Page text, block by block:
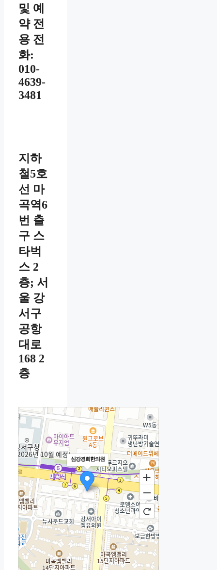
및 예
약 전
용 전
화:
010-
4639-
3481
지하
철5호
선 마
곡역6
번 출
구 스
타벅
스 2
층; 서
울 강
서구
공항
대로
168 2
층
심강경희한의원